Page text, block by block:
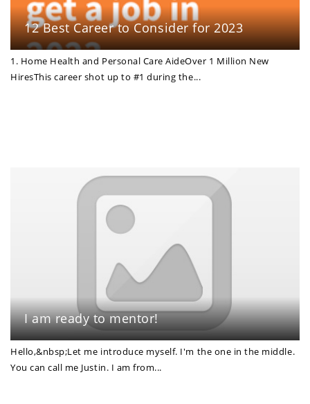
12 Best Career to Consider for 2023
1. Home Health and Personal Care AideOver 1 Million New
HiresThis career shot up to #1 during the...
I am ready to mentor!
Hello,&nbsp;Let me introduce myself. I'm the one in the middle.
You can call me Justin. I am from...